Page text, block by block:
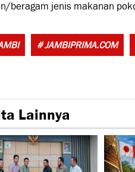
beragam jenis makanan
# JAMBIPRIMA.COM
Lainnya